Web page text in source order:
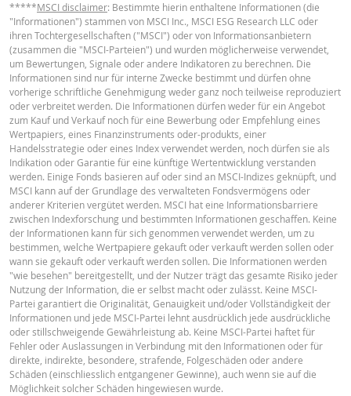
27 Juli
2026 22:16
täglich 0.1
DOWNLOAD
Verlauf der Resets
TERMSHEET
Deutsch (Schweiz)
FINAL TERMS
Deutsch (Schweiz)
BASISINFORMATIONSBLATT
Key Information Document (DE) PDF
Key Information Document (EN)
*****MSCI disclaimer: Bestimmte hierin enthaltene Informationen (die
"Informationen") stammen von MSCI Inc., MSCI ESG Research LLC oder
ihren Tochtergesellschaften ("MSCI") oder von Informationsanbietern
(zusammen die "MSCI-Parteien") und wurden möglicherweise verwendet,
um Bewertungen, Signale oder andere Indikatoren zu berechnen. Die
Informationen sind nur für interne Zwecke bestimmt und dürfen ohne
vorherige schriftliche Genehmigung weder ganz noch teilweise reproduziert
oder verbreitet werden. Die Informationen dürfen weder für ein Angebot
zum Kauf und Verkauf noch für eine Bewerbung oder Empfehlung eines
Wertpapiers, eines Finanzinstruments oder-produkts, einer
Handelsstrategie oder eines Index verwendet werden, noch dürfen sie als
Indikation oder Garantie für eine künftige Wertentwicklung verstanden
werden. Einige Fonds basieren auf oder sind an MSCI-Indizes geknüpft, und
MSCI kann auf der Grundlage des verwalteten Fondsvermögens oder
anderer Kriterien vergütet werden. MSCI hat eine Informationsbarriere
zwischen Indexforschung und bestimmten Informationen geschaffen. Keine
der Informationen kann für sich genommen verwendet werden, um zu
bestimmen, welche Wertpapiere gekauft oder verkauft werden sollen oder
wann sie gekauft oder verkauft werden sollen. Die Informationen werden
"wie besehen" bereitgestellt, und der Nutzer trägt das gesamte Risiko jeder
Nutzung der Information, die er selbst macht oder zulässt. Keine MSCI-
Partei garantiert die Originalität, Genauigkeit und/oder Vollständigkeit der
Informationen und jede MSCI-Partei lehnt ausdrücklich jede ausdrückliche
oder stillschweigende Gewährleistung ab. Keine MSCI-Partei haftet für
Fehler oder Auslassungen in Verbindung mit den Informationen oder für
direkte, indirekte, besondere, strafende, Folgeschäden oder andere
Schäden (einschliesslich entgangener Gewinne), auch wenn sie auf die
Möglichkeit solcher Schäden hingewiesen wurde.